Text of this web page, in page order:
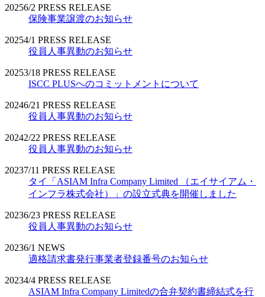
20256/2 PRESS RELEASE
保険事業譲渡のお知らせ
20254/1 PRESS RELEASE
役員人事異動のお知らせ
20253/18 PRESS RELEASE
ISCC PLUSへのコミットメントについて
20246/21 PRESS RELEASE
役員人事異動のお知らせ
20242/22 PRESS RELEASE
役員人事異動のお知らせ
20237/11 PRESS RELEASE
タイ「ASIAM Infra Company Limited （エイサイアム・
インフラ株式会社）」の設立式典を開催しました
20236/23 PRESS RELEASE
役員人事異動のお知らせ
20236/1 NEWS
適格請求書発行事業者登録番号のお知らせ
20234/4 PRESS RELEASE
ASIAM Infra Company Limitedの合弁契約書締結式を行